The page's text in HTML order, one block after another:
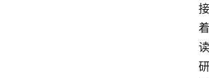
接
着
读
研